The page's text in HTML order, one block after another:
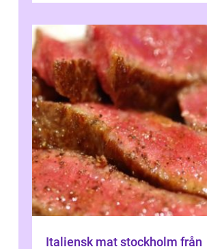
Italiensk mat stockholm från